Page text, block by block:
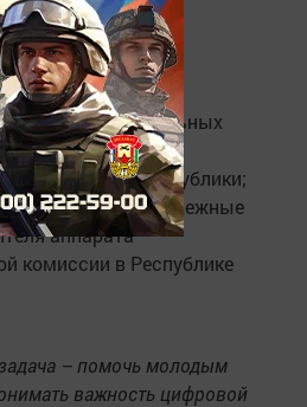
цифрах:
из 40 образовательных
в 7 районах республики;
в том числе молодежные
аппарата
комиссии в Республике
– помочь молодым
важность цифровой